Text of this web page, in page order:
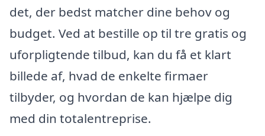
det, der bedst matcher dine behov og
budget. Ved at bestille op til tre gratis og
uforpligtende tilbud, kan du få et klart
billede af, hvad de enkelte firmaer
tilbyder, og hvordan de kan hjælpe dig
med din totalentreprise.